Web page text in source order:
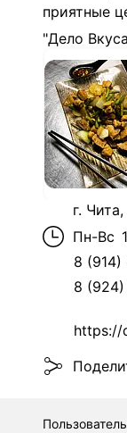
приятные
"Дело
г.
Пн-Вс
8 (914)
8
https://